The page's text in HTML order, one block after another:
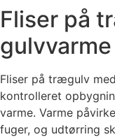
Fliser på
gulvvarme
Fliser på trægulv
kontrolleret
varme. Varme
fuger, og udtørring